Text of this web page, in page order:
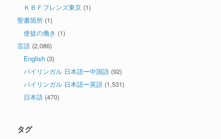
ＫＢＦフレンズ東京 (1)
聖書箇所 (1)
使徒の働き (1)
言語 (2,086)
English (3)
バイリンガル 日本語ー中国語 (92)
バイリンガル 日本語ー英語 (1,531)
日本語 (470)
タグ